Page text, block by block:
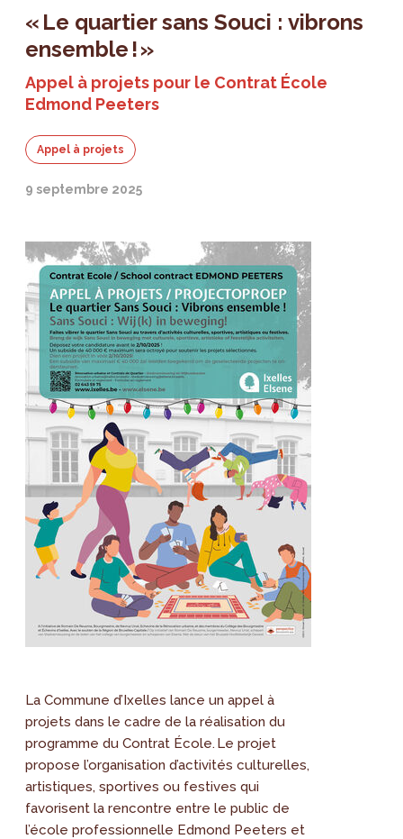
« Le quartier sans Souci : vibrons
ensemble ! »
Appel à projets pour le Contrat École
Edmond Peeters
Appel à projets
9 septembre 2025
La Commune d’Ixelles lance un appel à
projets dans le cadre de la réalisation du
programme du Contrat École. Le projet
propose l’organisation d’activités culturelles,
artistiques, sportives ou festives qui
favorisent la rencontre entre le public de
l’école professionnelle Edmond Peeters et